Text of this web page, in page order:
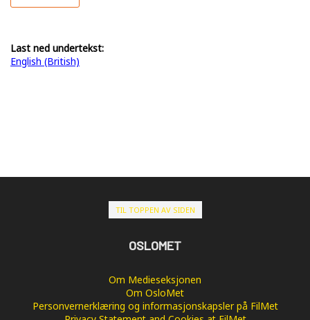
Last ned undertekst:
English (British)
TIL TOPPEN AV SIDEN
OSLOMET
Om Medieseksjonen
Om OsloMet
Personvernerklæring og informasjonskapsler på FilMet